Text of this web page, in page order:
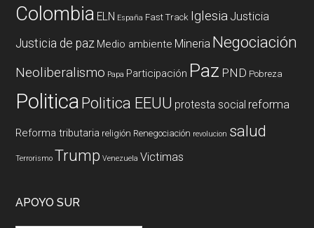
Colombia ELN España Fast Track Iglesia Justicia
Justicia de paz Medio ambiente Mineria Negociación
Neoliberalismo Papa Participación Paz PND Pobreza
PoliticaPolitica EEUU protesta social reforma
Reforma tributaria religión Renegociación revolucion salud
Terrorismo Trump Venezuela Victimas
APOYO SUR